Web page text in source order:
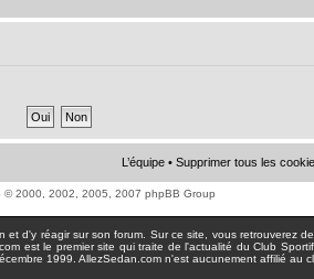
L’équipe • Supprimer tous les
© 2000, 2002, 2005, 2007 phpBB Group
d'y réagir sur son forum. Sur ce site, vous retrouverez
est le premier site qui traite de l'actualité du Club
1999. AllezSedan.com n'est aucunement affilié au